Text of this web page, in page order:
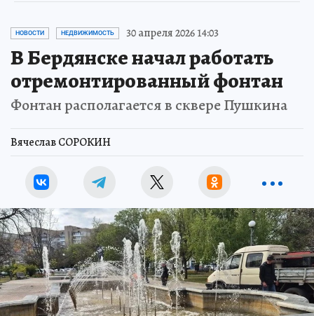
НОВОСТИ НЕДВИЖИМОСТЬ 30 апреля 2026 14:03
В Бердянске начал работать
отремонтированный фонтан
Фонтан располагается в сквере Пушкина
Вячеслав СОРОКИН